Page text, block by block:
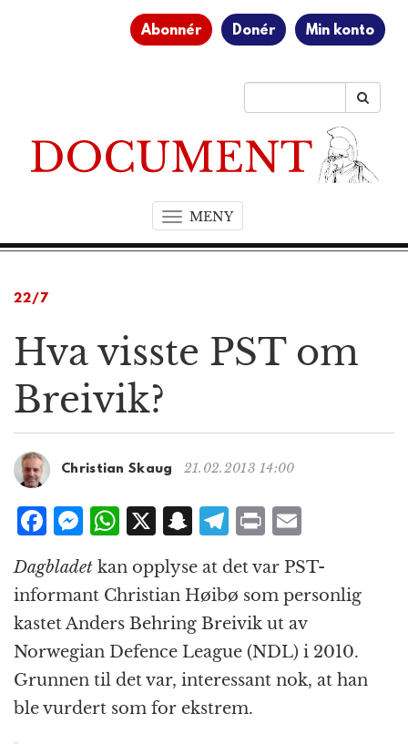
Abonnér Donér Min konto
MENYT
o
n
a
t
n
22/7
Hva visste PST om
Breivik?
Christian Skaug 21.02.2013 14:00
F
a
c
e
b
o
o
k
M
e
ss
e
n
g
e
r
W
at
s
A
p
p
X S
a
p
c
h
at
T
el
e
g
r
a
m
P
n
t
ai
l
Dagbladet kan opplyse at det var PST-
informant Christian Høibø som personlig
kastet Anders Behring Breivik ut av
Norwegian Defence League (NDL) i 2010.
Grunnen til det var, interessant nok, at han
ble vurdert som for ekstrem.